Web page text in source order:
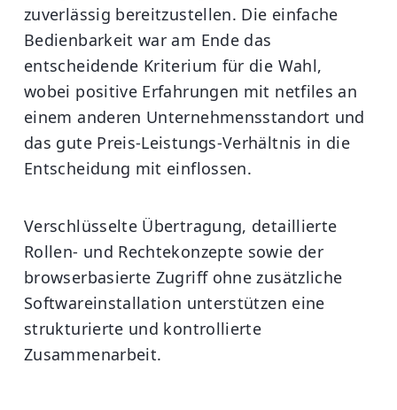
zuverlässig bereitzustellen. Die einfache
Bedienbarkeit war am Ende das
entscheidende Kriterium für die Wahl,
wobei positive Erfahrungen mit netfiles an
einem anderen Unternehmensstandort und
das gute Preis-Leistungs-Verhältnis in die
Entscheidung mit einflossen.
Verschlüsselte Übertragung, detaillierte
Rollen- und Rechtekonzepte sowie der
browserbasierte Zugriff ohne zusätzliche
Softwareinstallation unterstützen eine
strukturierte und kontrollierte
Zusammenarbeit.